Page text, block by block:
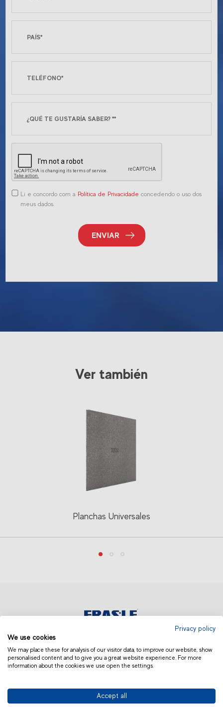
Li e concordo com a Política de Privacidade concedendo o uso dos
meus dados.
ENVIAR
Ver también
Planchas Universales
EUROPA | ESPAÑOL
© 2019 Fras-le | Photos: Júlio Soares, Magrão Scalco, João Lazzarotto, Panda Branding
Privacy policy
We use cookies
We may place these for analysis of our visitor data, to improve our website, show
personalised content and to give you a great website experience. For more
information about the cookies we use open the settings.
Accept all